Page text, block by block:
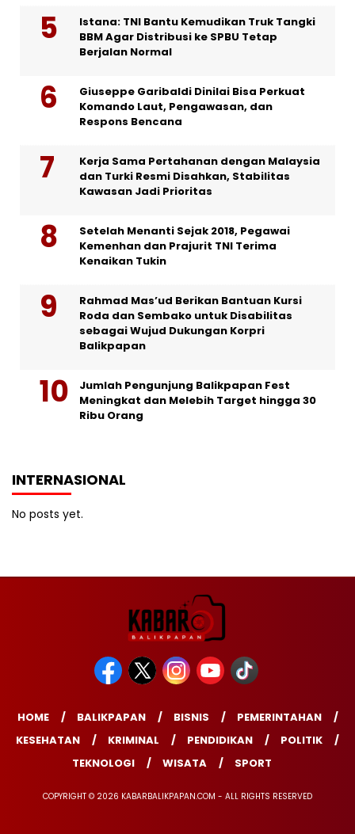
Istana: TNI Bantu Kemudikan Truk Tangki
BBM Agar Distribusi ke SPBU Tetap
Berjalan Normal
Giuseppe Garibaldi Dinilai Bisa Perkuat
Komando Laut, Pengawasan, dan
Respons Bencana
Kerja Sama Pertahanan dengan Malaysia
dan Turki Resmi Disahkan, Stabilitas
Kawasan Jadi Prioritas
Setelah Menanti Sejak 2018, Pegawai
Kemenhan dan Prajurit TNI Terima
Kenaikan Tukin
Rahmad Mas’ud Berikan Bantuan Kursi
Roda dan Sembako untuk Disabilitas
sebagai Wujud Dukungan Korpri
Balikpapan
Jumlah Pengunjung Balikpapan Fest
Meningkat dan Melebih Target hingga 30
Ribu Orang
INTERNASIONAL
No posts yet.
HOME BALIKPAPAN BISNIS
PEMERINTAHAN
KESEHATAN
KRIMINAL PENDIDIKAN
POLITIK
TEKNOLOGI
WISATA SPORT
COPYRIGHT © 2026 KABARBALIKPAPAN.COM - ALL RIGHTS RESERVED